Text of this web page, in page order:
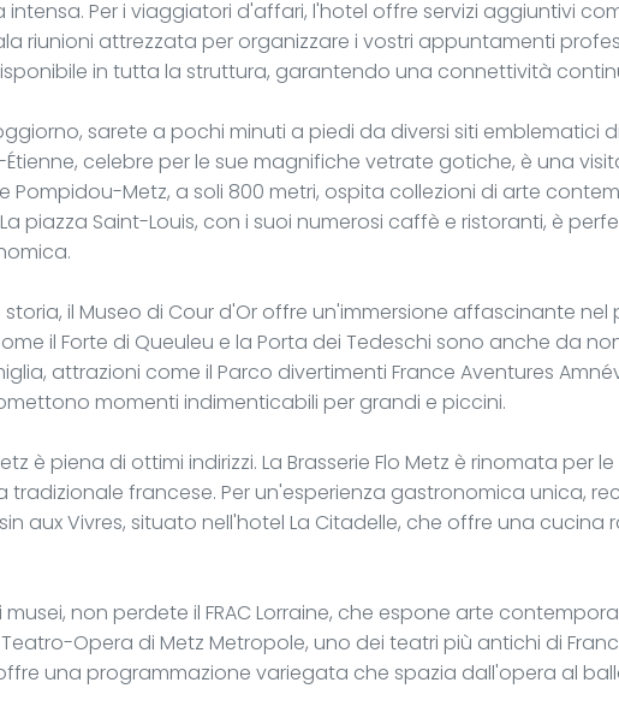
Per i viaggiatori d'affari, l'hotel offre servizi aggiuntivi
riunioni attrezzata per organizzare i vostri appuntamenti
in tutta la struttura, garantendo una connettività
sarete a pochi minuti a piedi da diversi siti emblematici di
celebre per le sue magnifiche vetrate gotiche, è una
Pompidou-Metz, a soli 800 metri, ospita collezioni di arte
piazza Saint-Louis, con i suoi numerosi caffè e ristoranti, è
storia, il Museo di Cour d'Or offre un'immersione affascinante nel
il Forte di Queuleu e la Porta dei Tedeschi sono anche da
attrazioni come il Parco divertimenti France Aventures
momenti indimenticabili per grandi e piccini.
è piena di ottimi indirizzi. La Brasserie Flo Metz è rinomata per le
tradizionale francese. Per un'esperienza gastronomica unica,
aux Vivres, situato nell'hotel La Citadelle, che offre una cucina
non perdete il FRAC Lorraine, che espone arte
Opera di Metz Metropole, uno dei teatri più antichi di
una programmazione variegata che spazia dall'opera al